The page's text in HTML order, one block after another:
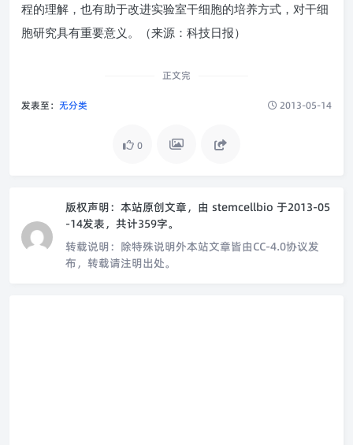
程的理解，也有助于改进实验室干细胞的培养方式，对干细
胞研究具有重要意义。（来源：科技日报）
正文完
发表至： 无分类 2013-05-14
0
版权声明： 本站原创文章，由 stemcellbio 于2013-05
-14发表，共计359字。
转载说明： 除特殊说明外本站文章皆由CC-4.0协议发
布，转载请注明出处。